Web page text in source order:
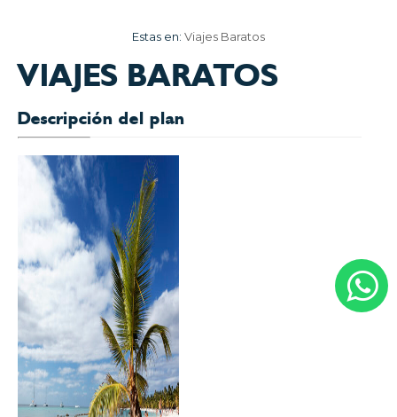
Estas en: Viajes Baratos
VIAJES BARATOS
Descripción del plan